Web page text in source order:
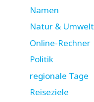
Namen
Natur & Umwelt
Online-Rechner
Politik
regionale Tage
Reiseziele